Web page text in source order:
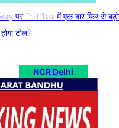
पर Toll Tax में एक बार फिर से
टोल?
NCR Delhi